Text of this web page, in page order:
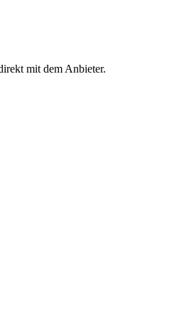
mit dem Anbieter.